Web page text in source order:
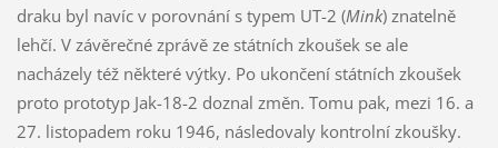
draku byl navíc v porovnání s typem UT-2 (Mink) znatelně
lehčí. V závěrečné zprávě ze státních zkoušek se ale
nacházely též některé výtky. Po ukončení státních zkoušek
proto prototyp Jak-18-2 doznal změn. Tomu pak, mezi 16. a
27. listopadem roku 1946, následovaly kontrolní zkoušky.